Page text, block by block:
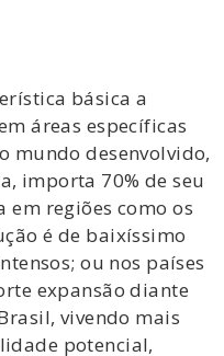
básica a
áreas específicas
mundo desenvolvido,
importa 70% de seu
regiões como os
é de baixíssimo
ou nos países
expansão diante
vivendo mais
potencial,